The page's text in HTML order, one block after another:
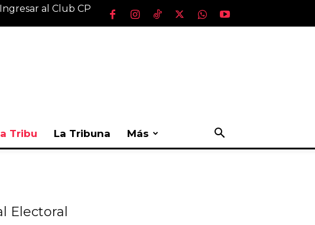
Ingresar al Club CP
Tribu La Tribuna Más
Electoral